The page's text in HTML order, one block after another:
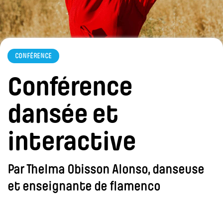
CONFÉRENCE
Conférence
dansée et
interactive
Par Thelma Obisson Alonso, danseuse
et enseignante de flamenco